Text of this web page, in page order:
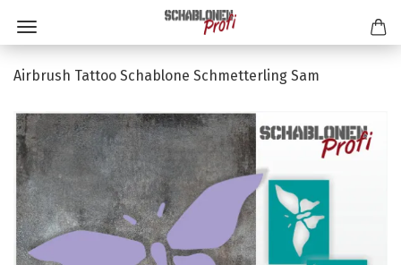
Airbrush Tattoo Schablone Schmetterling Sam